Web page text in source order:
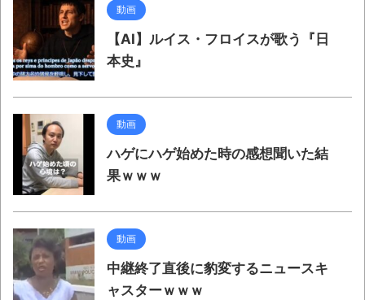
動画
【AI】ルイス・フロイスが歌う『日
本史』
動画
ハゲにハゲ始めた時の感想聞いた結
果ｗｗｗ
動画
中継終了直後に豹変するニュースキ
ャスターｗｗｗ